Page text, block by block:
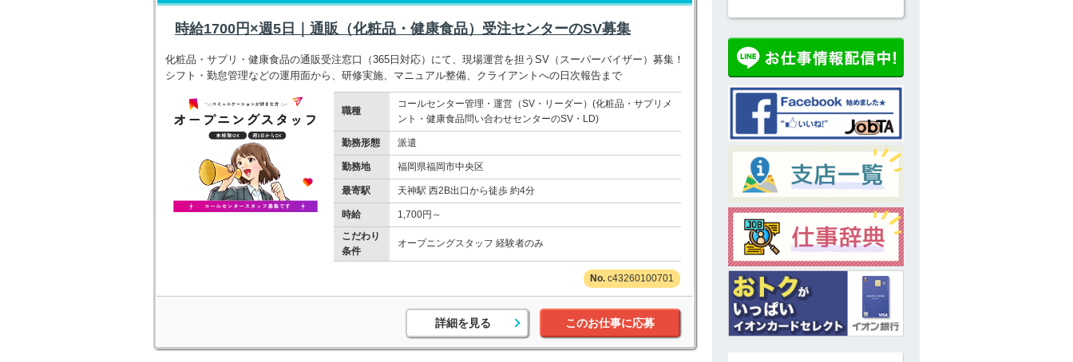
時給1700円×週5日｜通販（化粧品・健康食品）受注センターのSV募集
化粧品・サプリ・健康食品の通販受注窓口（365日対応）にて、現場運営を担うSV（スーパーバイザー）募集！
シフト・勤怠管理などの運用面から、研修実施、マニュアル整備、クライアントへの日次報告まで
職種
コールセンター管理・運営（SV・リーダー）(化粧品・サプリメ
ント・健康食品問い合わせセンターのSV・LD)
勤務形態 派遣
勤務地 福岡県福岡市中央区
最寄駅 天神駅 西2B出口から徒歩 約4分
時給
1,700円～
こだわり
条件
オープニングスタッフ 経験者のみ
c43260100701
詳細を見る このお仕事に応募